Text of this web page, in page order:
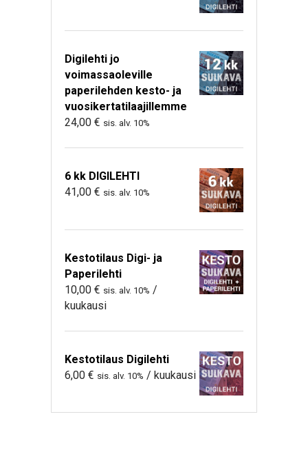
Digilehti jo
voimassaoleville
paperilehden kesto- ja
vuosikertatilaajillemme
24,00 € sis. alv. 10%
6 kk DIGILEHTI
41,00 € sis. alv. 10%
Kestotilaus Digi- ja
Paperilehti
10,00 € sis. alv. 10% /
kuukausi
Kestotilaus Digilehti
6,00 € sis. alv. 10% / kuukausi